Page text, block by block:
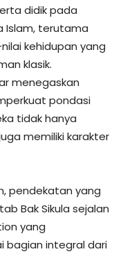
didik pada
Islam, terutama
kehidupan yang
klasik.
menegaskan
pondasi
tidak hanya
memiliki karakter
pendekatan yang
Bak Sikula sejalan
yang
bagian integral dari